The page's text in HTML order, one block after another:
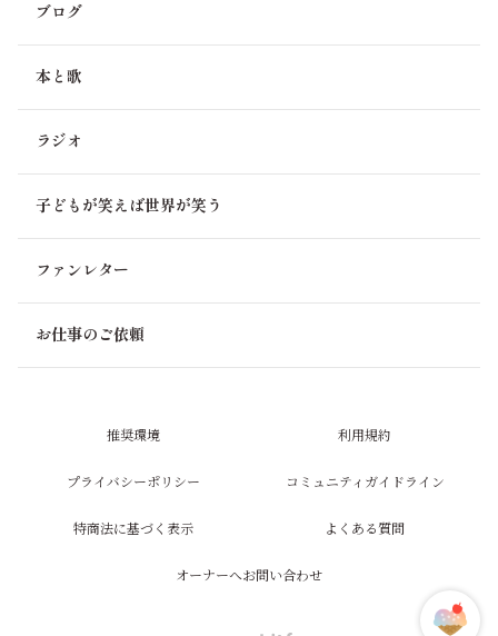
ブログ
本と歌
ラジオ
子どもが笑えば世界が笑う
ファンレター
お仕事のご依頼
推奨環境 利用規約
プライバシーポリシー コミュニティガイドライン
特商法に基づく表示 よくある質問
オーナーへお問い合わせ